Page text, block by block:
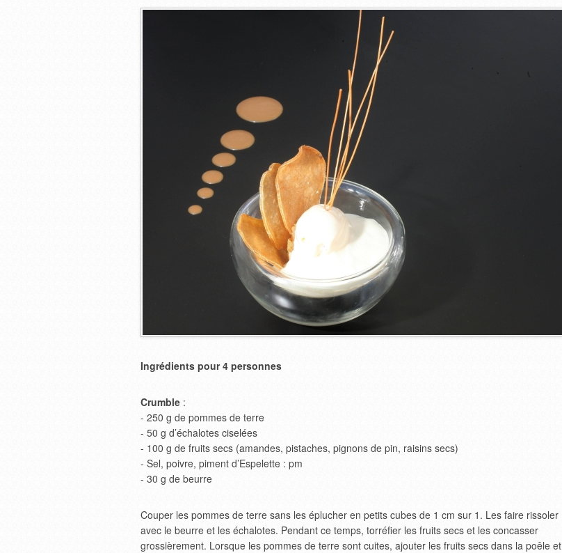
Ingrédients pour 4 personnes
Crumble :
- 250 g de pommes de terre
- 50 g d’échalotes ciselées
- 100 g de fruits secs (amandes, pistaches, pignons de pin, raisins secs)
- Sel, poivre, piment d’Espelette : pm
- 30 g de beurre
Couper les pommes de terre sans les éplucher en petits cubes de 1 cm sur 1. Les faire rissoler
avec le beurre et les échalotes. Pendant ce temps, torréfier les fruits secs et les concasser
grossièrement. Lorsque les pommes de terre sont cuites, ajouter les fruits secs dans la poêle et